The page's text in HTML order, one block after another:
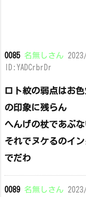
0085 名無しさん
ID:YADCrbrDr
ロト紋の弱点はお
の印象に残らん
へんげの杖であぶ
それでヌケるのイ
でだわ
0089 名無しさん